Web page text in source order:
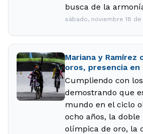
busca de la
sábado, noviembre 18 de
Mariana y Ramírez
oros, presencia en
Cumpliendo con
demostrando que
mundo en el ciclo
ocho años, la
olímpica de oro, la